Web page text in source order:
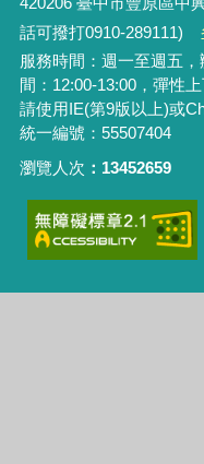
話可撥打0910-289111)
服務時間：週一至週五
間：12:00-13:00，彈性
請使用IE(第9版以上)或
統一編號：55507404
瀏覽人次
13452659